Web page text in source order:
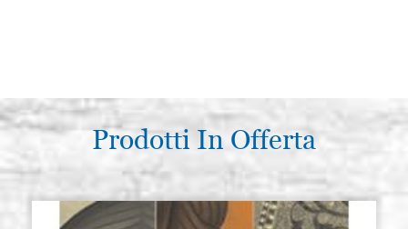
Prodotti In Offerta